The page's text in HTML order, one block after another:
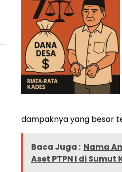
dampaknya yang besar
Baca Juga : Nama
Aset PTPN I di Sumut